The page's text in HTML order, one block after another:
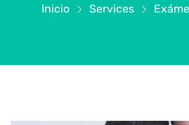
Inicio Services